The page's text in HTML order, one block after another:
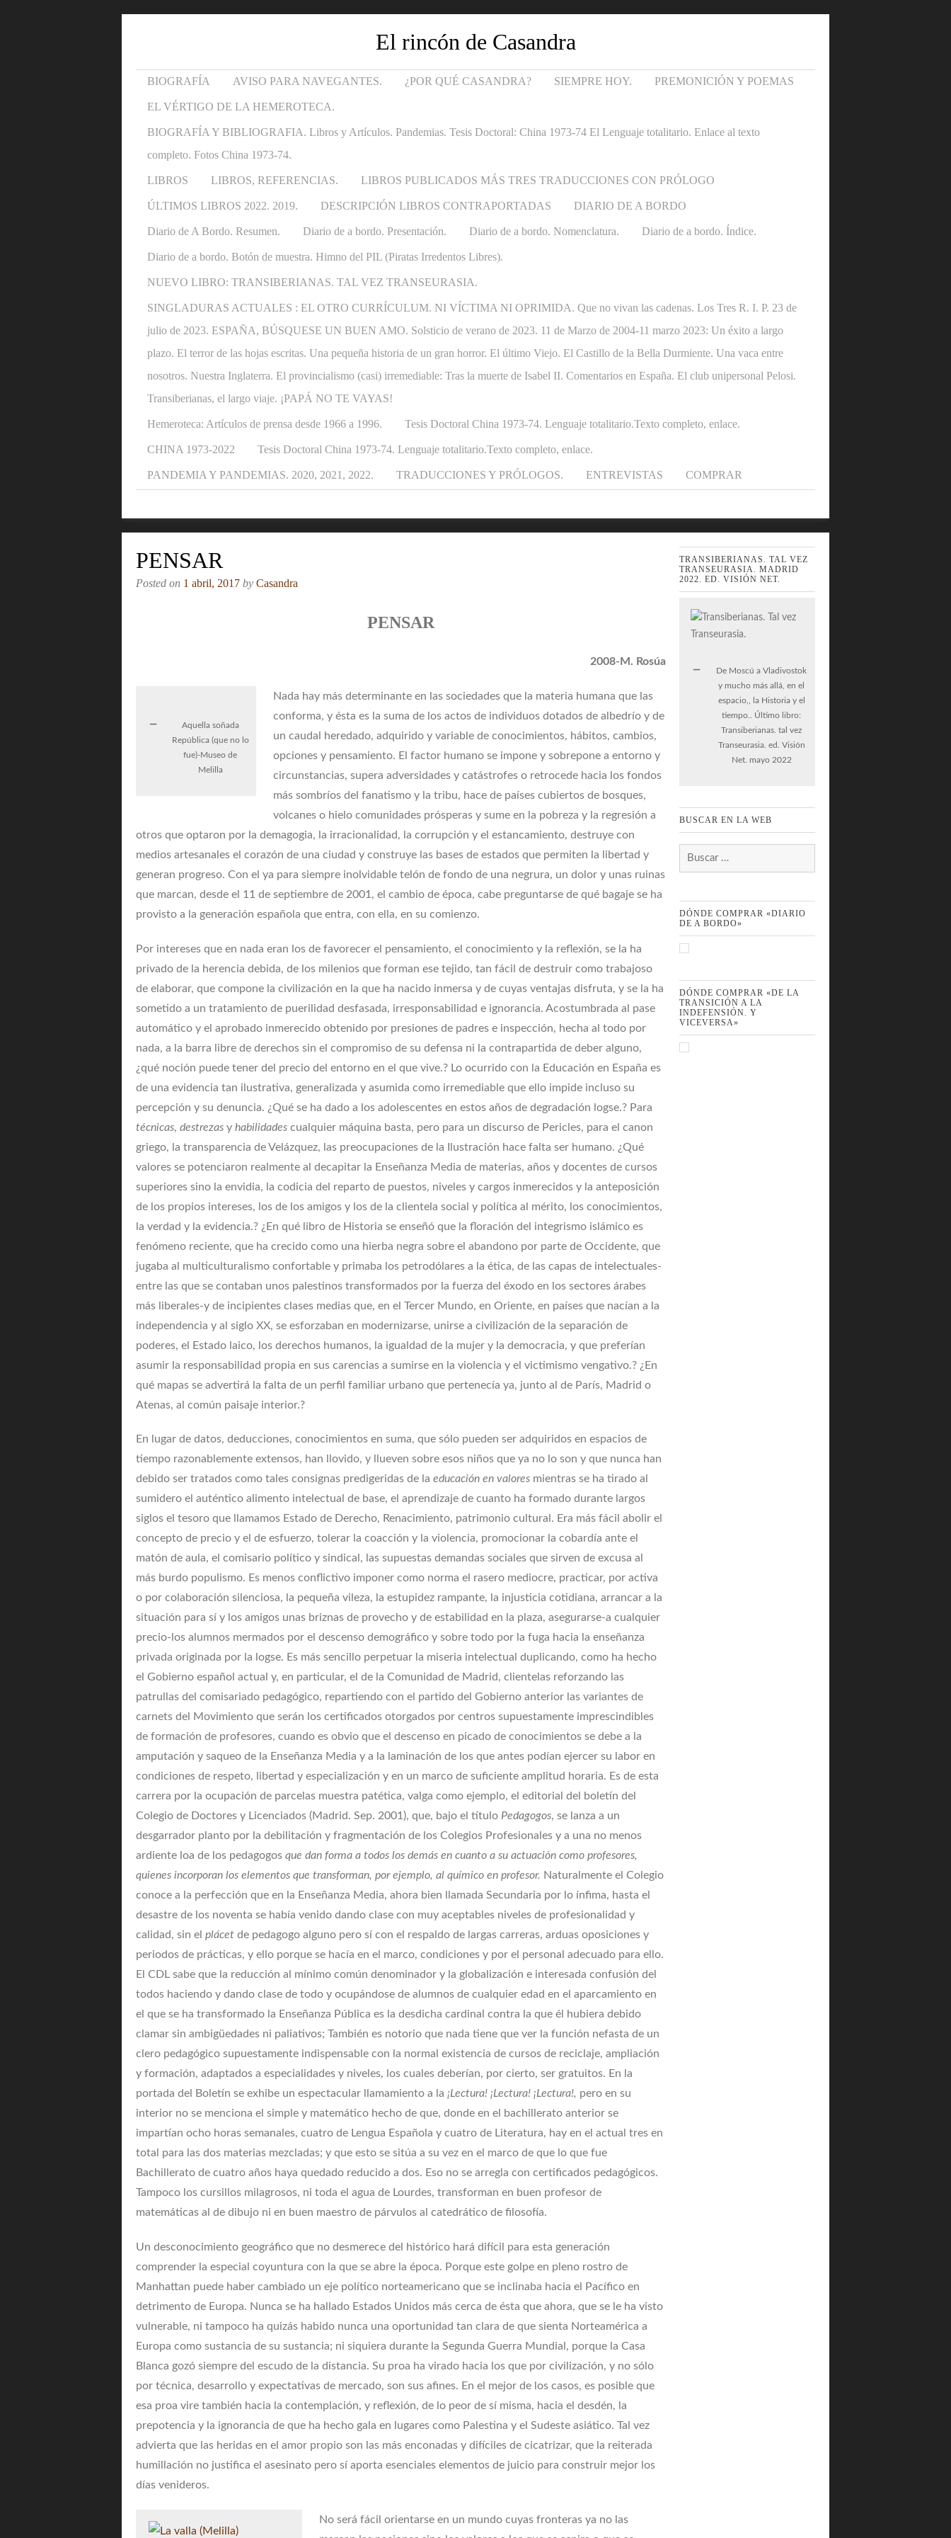
El rincón de Casandra
BIOGRAFÍA AVISO PARA NAVEGANTES. ¿POR QUÉ CASANDRA? SIEMPRE HOY. PREMONICIÓN Y POEMAS
EL VÉRTIGO DE LA HEMEROTECA.
BIOGRAFÍA Y BIBLIOGRAFIA. Libros y Artículos. Pandemias. Tesis Doctoral: China 1973-74 El Lenguaje totalitario. Enlace al texto
completo. Fotos China 1973-74.
LIBROS LIBROS, REFERENCIAS. LIBROS PUBLICADOS MÁS TRES TRADUCCIONES CON PRÓLOGO
ÚLTIMOS LIBROS 2022. 2019. DESCRIPCIÓN LIBROS CONTRAPORTADAS DIARIO DE A BORDO
Diario de A Bordo. Resumen. Diario de a bordo. Presentación. Diario de a bordo. Nomenclatura. Diario de a bordo. Índice.
Diario de a bordo. Botón de muestra. Himno del PIL (Piratas Irredentos Libres).
NUEVO LIBRO: TRANSIBERIANAS. TAL VEZ TRANSEURASIA.
SINGLADURAS ACTUALES : EL OTRO CURRÍCULUM. NI VÍCTIMA NI OPRIMIDA. Que no vivan las cadenas. Los Tres R. I. P. 23 de
julio de 2023. ESPAÑA, BÚSQUESE UN BUEN AMO. Solsticio de verano de 2023. 11 de Marzo de 2004-11 marzo 2023: Un éxito a largo
plazo. El terror de las hojas escritas. Una pequeña historia de un gran horror. El último Viejo. El Castillo de la Bella Durmiente. Una vaca entre
nosotros. Nuestra Inglaterra. El provincialismo (casi) irremediable: Tras la muerte de Isabel II. Comentarios en España. El club unipersonal Pelosi.
Transiberianas, el largo viaje. ¡PAPÁ NO TE VAYAS!
Hemeroteca: Artículos de prensa desde 1966 a 1996. Tesis Doctoral China 1973-74. Lenguaje totalitario.Texto completo, enlace.
CHINA 1973-2022 Tesis Doctoral China 1973-74. Lenguaje totalitario.Texto completo, enlace.
PANDEMIA Y PANDEMIAS. 2020, 2021, 2022. TRADUCCIONES Y PRÓLOGOS. ENTREVISTAS COMPRAR
PENSAR
Posted on 1 abril, 2017 by Casandra
PENSAR
2008-M. Rosúa
Aquella soñada
República (que no lo
fue)-Museo de
Melilla
Nada hay más determinante en las sociedades que la materia humana que las
conforma, y ésta es la suma de los actos de individuos dotados de albedrío y de
un caudal heredado, adquirido y variable de conocimientos, hábitos, cambios,
opciones y pensamiento. El factor humano se impone y sobrepone a entorno y
circunstancias, supera adversidades y catástrofes o retrocede hacia los fondos
más sombríos del fanatismo y la tribu, hace de países cubiertos de bosques,
volcanes o hielo comunidades prósperas y sume en la pobreza y la regresión a
otros que optaron por la demagogia, la irracionalidad, la corrupción y el estancamiento, destruye con
medios artesanales el corazón de una ciudad y construye las bases de estados que permiten la libertad y
generan progreso. Con el ya para siempre inolvidable telón de fondo de una negrura, un dolor y unas ruinas
que marcan, desde el 11 de septiembre de 2001, el cambio de época, cabe preguntarse de qué bagaje se ha
provisto a la generación española que entra, con ella, en su comienzo.
Por intereses que en nada eran los de favorecer el pensamiento, el conocimiento y la reflexión, se la ha
privado de la herencia debida, de los milenios que forman ese tejido, tan fácil de destruir como trabajoso
de elaborar, que compone la civilización en la que ha nacido inmersa y de cuyas ventajas disfruta, y se la ha
sometido a un tratamiento de puerilidad desfasada, irresponsabilidad e ignorancia. Acostumbrada al pase
automático y el aprobado inmerecido obtenido por presiones de padres e inspección, hecha al todo por
nada, a la barra libre de derechos sin el compromiso de su defensa ni la contrapartida de deber alguno,
¿qué noción puede tener del precio del entorno en el que vive.? Lo ocurrido con la Educación en España es
de una evidencia tan ilustrativa, generalizada y asumida como irremediable que ello impide incluso su
percepción y su denuncia. ¿Qué se ha dado a los adolescentes en estos años de degradación logse.? Para
técnicas, destrezas y habilidades cualquier máquina basta, pero para un discurso de Pericles, para el canon
griego, la transparencia de Velázquez, las preocupaciones de la Ilustración hace falta ser humano. ¿Qué
valores se potenciaron realmente al decapitar la Enseñanza Media de materias, años y docentes de cursos
superiores sino la envidia, la codicia del reparto de puestos, niveles y cargos inmerecidos y la anteposición
de los propios intereses, los de los amigos y los de la clientela social y política al mérito, los conocimientos,
la verdad y la evidencia.? ¿En qué libro de Historia se enseñó que la floración del integrismo islámico es
fenómeno reciente, que ha crecido como una hierba negra sobre el abandono por parte de Occidente, que
jugaba al multiculturalismo confortable y primaba los petrodólares a la ética, de las capas de intelectuales-
entre las que se contaban unos palestinos transformados por la fuerza del éxodo en los sectores árabes
más liberales-y de incipientes clases medias que, en el Tercer Mundo, en Oriente, en países que nacían a la
independencia y al siglo XX, se esforzaban en modernizarse, unirse a civilización de la separación de
poderes, el Estado laico, los derechos humanos, la igualdad de la mujer y la democracia, y que preferían
asumir la responsabilidad propia en sus carencias a sumirse en la violencia y el victimismo vengativo.? ¿En
qué mapas se advertirá la falta de un perfil familiar urbano que pertenecía ya, junto al de París, Madrid o
Atenas, al común paisaje interior.?
En lugar de datos, deducciones, conocimientos en suma, que sólo pueden ser adquiridos en espacios de
tiempo razonablemente extensos, han llovido, y llueven sobre esos niños que ya no lo son y que nunca han
debido ser tratados como tales consignas predigeridas de la educación en valores mientras se ha tirado al
sumidero el auténtico alimento intelectual de base, el aprendizaje de cuanto ha formado durante largos
siglos el tesoro que llamamos Estado de Derecho, Renacimiento, patrimonio cultural. Era más fácil abolir el
concepto de precio y el de esfuerzo, tolerar la coacción y la violencia, promocionar la cobardía ante el
matón de aula, el comisario político y sindical, las supuestas demandas sociales que sirven de excusa al
más burdo populismo. Es menos conflictivo imponer como norma el rasero mediocre, practicar, por activa
o por colaboración silenciosa, la pequeña vileza, la estupidez rampante, la injusticia cotidiana, arrancar a la
situación para sí y los amigos unas briznas de provecho y de estabilidad en la plaza, asegurarse-a cualquier
precio-los alumnos mermados por el descenso demográfico y sobre todo por la fuga hacia la enseñanza
privada originada por la logse. Es más sencillo perpetuar la miseria intelectual duplicando, como ha hecho
el Gobierno español actual y, en particular, el de la Comunidad de Madrid, clientelas reforzando las
patrullas del comisariado pedagógico, repartiendo con el partido del Gobierno anterior las variantes de
carnets del Movimiento que serán los certificados otorgados por centros supuestamente imprescindibles
de formación de profesores, cuando es obvio que el descenso en picado de conocimientos se debe a la
amputación y saqueo de la Enseñanza Media y a la laminación de los que antes podían ejercer su labor en
condiciones de respeto, libertad y especialización y en un marco de suficiente amplitud horaria. Es de esta
carrera por la ocupación de parcelas muestra patética, valga como ejemplo, el editorial del boletín del
Colegio de Doctores y Licenciados (Madrid. Sep. 2001), que, bajo el título Pedagogos, se lanza a un
desgarrador planto por la debilitación y fragmentación de los Colegios Profesionales y a una no menos
ardiente loa de los pedagogos que dan forma a todos los demás en cuanto a su actuación como profesores,
quienes incorporan los elementos que transforman, por ejemplo, al químico en profesor. Naturalmente el Colegio
conoce a la perfección que en la Enseñanza Media, ahora bien llamada Secundaria por lo ínfima, hasta el
desastre de los noventa se había venido dando clase con muy aceptables niveles de profesionalidad y
calidad, sin el plácet de pedagogo alguno pero sí con el respaldo de largas carreras, arduas oposiciones y
periodos de prácticas, y ello porque se hacía en el marco, condiciones y por el personal adecuado para ello.
El CDL sabe que la reducción al mínimo común denominador y la globalización e interesada confusión del
todos haciendo y dando clase de todo y ocupándose de alumnos de cualquier edad en el aparcamiento en
el que se ha transformado la Enseñanza Pública es la desdicha cardinal contra la que él hubiera debido
clamar sin ambigüedades ni paliativos; También es notorio que nada tiene que ver la función nefasta de un
clero pedagógico supuestamente indispensable con la normal existencia de cursos de reciclaje, ampliación
y formación, adaptados a especialidades y niveles, los cuales deberían, por cierto, ser gratuitos. En la
portada del Boletín se exhibe un espectacular llamamiento a la ¡Lectura! ¡Lectura! ¡Lectura!, pero en su
interior no se menciona el simple y matemático hecho de que, donde en el bachillerato anterior se
impartían ocho horas semanales, cuatro de Lengua Española y cuatro de Literatura, hay en el actual tres en
total para las dos materias mezcladas; y que esto se sitúa a su vez en el marco de que lo que fue
Bachillerato de cuatro años haya quedado reducido a dos. Eso no se arregla con certificados pedagógicos.
Tampoco los cursillos milagrosos, ni toda el agua de Lourdes, transforman en buen profesor de
matemáticas al de dibujo ni en buen maestro de párvulos al catedrático de filosofía.
Un desconocimiento geográfico que no desmerece del histórico hará difícil para esta generación
comprender la especial coyuntura con la que se abre la época. Porque este golpe en pleno rostro de
Manhattan puede haber cambiado un eje político norteamericano que se inclinaba hacia el Pacífico en
detrimento de Europa. Nunca se ha hallado Estados Unidos más cerca de ésta que ahora, que se le ha visto
vulnerable, ni tampoco ha quizás habido nunca una oportunidad tan clara de que sienta Norteamérica a
Europa como sustancia de su sustancia; ni siquiera durante la Segunda Guerra Mundial, porque la Casa
Blanca gozó siempre del escudo de la distancia. Su proa ha virado hacia los que por civilización, y no sólo
por técnica, desarrollo y expectativas de mercado, son sus afines. En el mejor de los casos, es posible que
esa proa vire también hacia la contemplación, y reflexión, de lo peor de sí misma, hacia el desdén, la
prepotencia y la ignorancia de que ha hecho gala en lugares como Palestina y el Sudeste asiático. Tal vez
advierta que las heridas en el amor propio son las más enconadas y difíciles de cicatrizar, que la reiterada
humillación no justifica el asesinato pero sí aporta esenciales elementos de juicio para construir mejor los
días venideros.
No será fácil orientarse en un mundo cuyas fronteras ya no las
TRANSIBERIANAS. TAL VEZ
TRANSEURASIA. MADRID
2022. ED. VISIÓN NET.
De Moscú a Vladivostok
y mucho más allá, en el
espacio,, la Historia y el
tiempo.. Último libro:
Transiberianas. tal vez
Transeurasia. ed. Visión
Net. mayo 2022
BUSCAR EN LA WEB
Buscar:
DÓNDE COMPRAR «DIARIO
DE A BORDO»
DÓNDE COMPRAR «DE LA
TRANSICIÓN A LA
INDEFENSIÓN. Y
VICEVERSA»